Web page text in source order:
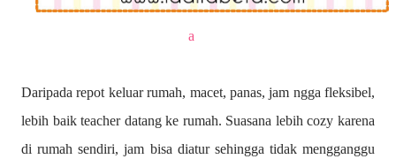
a
Daripada repot keluar rumah, macet, panas, jam ngga fleksibel,
lebih baik teacher datang ke rumah. Suasana lebih cozy karena
di rumah sendiri, jam bisa diatur sehingga tidak mengganggu